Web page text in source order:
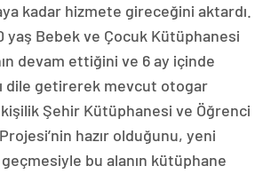
kadar hizmete gireceğini aktardı.
yaş Bebek ve Çocuk Kütüphanesi
devam ettiğini ve 6 ay içinde
dile getirerek mevcut otogar
kişilik Şehir Kütüphanesi ve Öğrenci
hazır olduğunu, yeni
bu alanın kütüphane